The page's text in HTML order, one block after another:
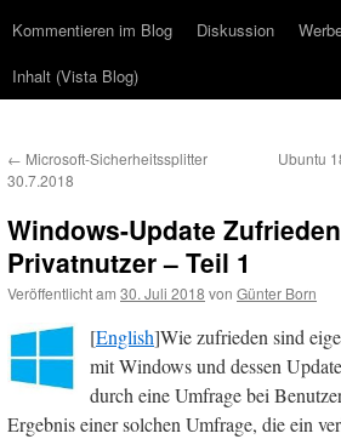
Kommentieren im Blog
Diskussion
Inhalt (Vista Blog)
← Microsoft-Sicherheitssplitter
30.7.2018
Ubuntu
Windows-Update
Privatnutzer – Teil 1
Veröffentlicht am 30. Juli 2018 von Günter Born
[English]Wie zufrieden sind
mit Windows und dessen
durch eine Umfrage bei
Ergebnis einer solchen Umfrage, die ein